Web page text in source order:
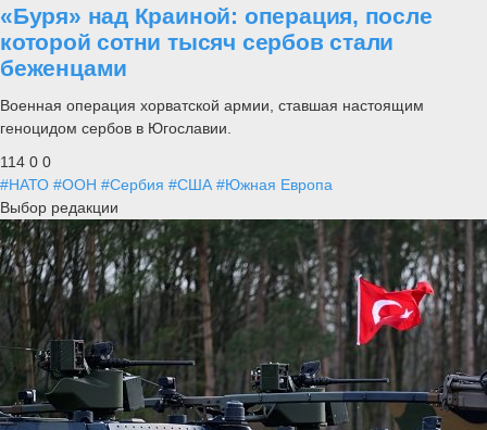
«Буря» над Краиной: операция, после
которой сотни тысяч сербов стали
беженцами
Военная операция хорватской армии, ставшая настоящим
геноцидом сербов в Югославии.
114 0 0
#НАТО #ООН #Сербия #США #Южная Европа
Выбор редакции